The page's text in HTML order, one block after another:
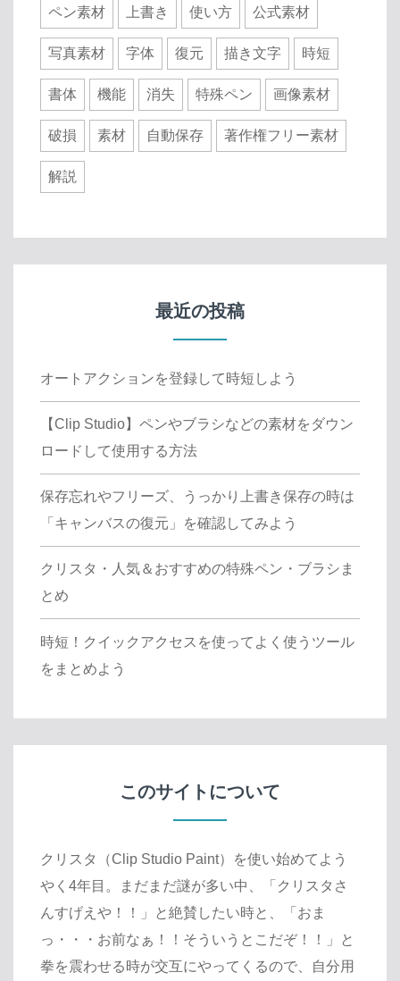
ペン素材 上書き 使い方 公式素材
写真素材 字体 復元 描き文字 時短
書体 機能 消失 特殊ペン 画像素材
破損 素材 自動保存 著作権フリー素材
解説
最近の投稿
オートアクションを登録して時短しよう
【Clip Studio】ペンやブラシなどの素材をダウン
ロードして使用する方法
保存忘れやフリーズ、うっかり上書き保存の時は
「キャンバスの復元」を確認してみよう
クリスタ・人気＆おすすめの特殊ペン・ブラシま
とめ
時短！クイックアクセスを使ってよく使うツール
をまとめよう
このサイトについて
クリスタ（Clip Studio Paint）を使い始めてよう
やく4年目。まだまだ謎が多い中、「クリスタさ
んすげえや！！」と絶賛したい時と、「おま
っ・・・お前なぁ！！そういうとこだぞ！！」と
拳を震わせる時が交互にやってくるので、自分用